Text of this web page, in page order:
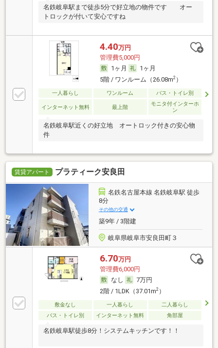
名鉄岐阜駅まで徒歩5分で好立地の物件です オー
トロックが付いて安心ですね
4.40万円
管理費5,000円
1ヶ月
1ヶ月
5階 / ワンルーム（26.08m2）
一人暮らし ワンルーム バス・トイレ別
インターネット無料 最上階
モニタ付インターホ
ン
名鉄岐阜駅近くの好立地 オートロック付きの安心物
件
賃貸アパート プラティーク安良田
名鉄名古屋本線 名鉄岐阜駅 徒歩
8分
その他の交通
築9年 / 3階建
岐阜県岐阜市安良田町３
6.70万円
管理費6,000円
なし
7万円
2階 / 1LDK（37.01m2）
敷金なし 一人暮らし
二人暮らし
バス・トイレ別
インターネット無料 角部屋
名鉄岐阜駅徒歩8分！システムキッチンです！！